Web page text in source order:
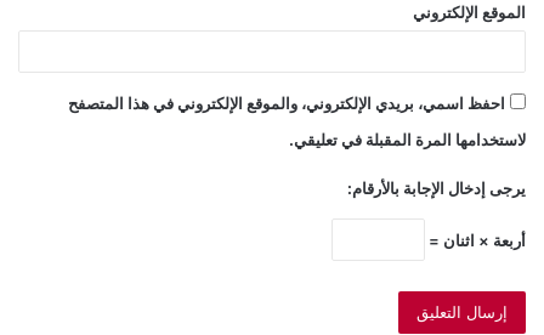
الموقع الإلكتروني
احفظ اسمي، بريدي الإلكتروني، والموقع الإلكتروني في هذا المتصفح
لاستخدامها المرة المقبلة في تعليقي.
يرجى إدخال الإجابة بالأرقام:
أربعة × اثنان =